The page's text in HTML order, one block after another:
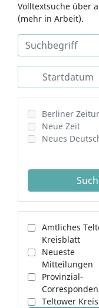
Volltextsuche über
(mehr in Arbeit).
Berliner
Neue Zeit
Neues
Amtliches
Kreisblatt
Neueste
Mitteilungen
Provinzial-
Teltower